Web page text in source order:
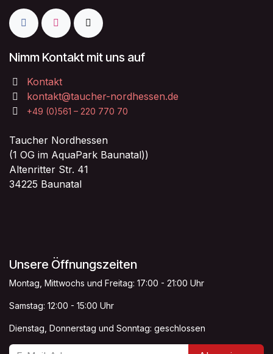
Nimm Kontakt mit uns auf
Kontakt
kontakt@taucher-nordhessen.de
+49 (0)561 – 220 770 70
Taucher Nordhessen
(1 OG im AquaPark Baunatal))
Altenritter Str. 41
34225 Baunatal
Unsere Öffnungszeiten
Montag, Mittwochs und Freitag: 17:00 - 21:00 Uhr
Samstag: 12:00 - 15:00 Uhr
Dienstag, Donnerstag und Sonntag: geschlossen